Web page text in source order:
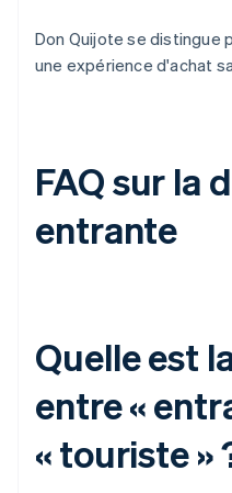
Don Quijote se distingue
une expérience d'achat
FAQ sur la
entrante
Quelle est
entre «
« touriste »